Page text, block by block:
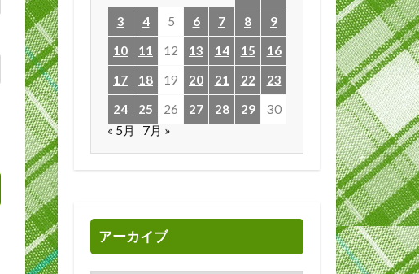
3
4 5 6 7 8
9
10
11 12 13 14 15
16
17
18 19 20 21 22
23
24
25 26 27 28 29
30
« 5月
7月 »
アーカイブ